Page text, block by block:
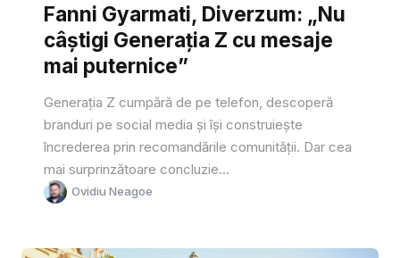
Fanni Gyarmati, Diverzum: „Nu
câștigi Generația Z cu mesaje
mai puternice”
Generația Z cumpără de pe telefon, descoperă
branduri pe social media și își construiește
încrederea prin recomandările comunității. Dar cea
mai surprinzătoare concluzie...
Ovidiu Neagoe